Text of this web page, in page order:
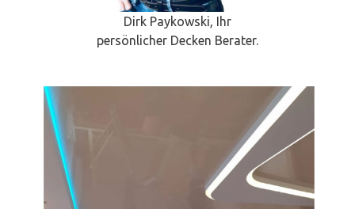
Dirk Paykowski, Ihr
persönlicher Decken Berater.